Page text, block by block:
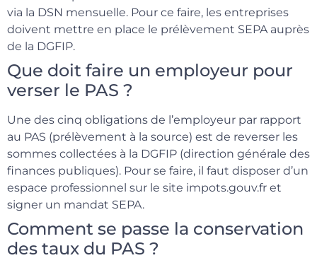
via la DSN mensuelle. Pour ce faire, les entreprises
doivent mettre en place le prélèvement SEPA auprès
de la DGFIP.
Que doit faire un employeur pour
verser le PAS ?
Une des cinq obligations de l’employeur par rapport
au PAS (prélèvement à la source) est de reverser les
sommes collectées à la DGFIP (direction générale des
finances publiques). Pour se faire, il faut disposer d’un
espace professionnel sur le site impots.gouv.fr et
signer un mandat SEPA.
Comment se passe la conservation
des taux du PAS ?